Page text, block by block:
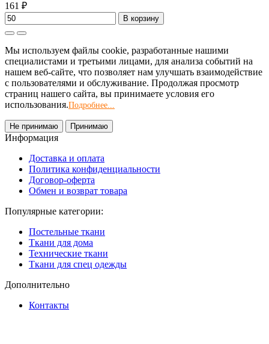
161 ₽
В корзину
Мы используем файлы cookie, разработанные нашими
специалистами и третьими лицами, для анализа событий на
нашем веб-сайте, что позволяет нам улучшать взаимодействие
с пользователями и обслуживание. Продолжая просмотр
страниц нашего сайта, вы принимаете условия его
использования.Подробнее...
Не принимаю Принимаю
Информация
Доставка и оплата
Политика конфиденциальности
Договор-оферта
Обмен и возврат товара
Популярные категории:
Постельные ткани
Ткани для дома
Технические ткани
Ткани для спец одежды
Дополнительно
Контакты